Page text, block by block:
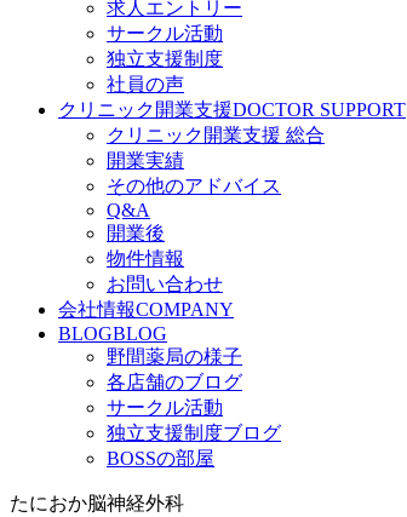
求人エントリー
サークル活動
独立支援制度
社員の声
クリニック開業支援DOCTOR SUPPORT
クリニック開業支援 総合
開業実績
その他のアドバイス
Q&A
開業後
物件情報
お問い合わせ
会社情報COMPANY
BLOGBLOG
野間薬局の様子
各店舗のブログ
サークル活動
独立支援制度ブログ
BOSSの部屋
たにおか脳神経外科